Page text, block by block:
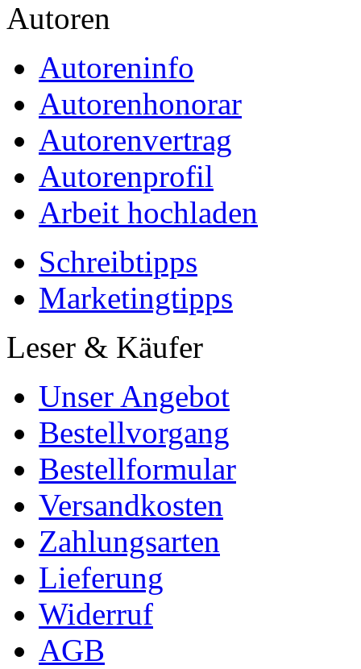
Autoren
Autoreninfo
Autorenhonorar
Autorenvertrag
Autorenprofil
Arbeit hochladen
Schreibtipps
Marketingtipps
Leser & Käufer
Unser Angebot
Bestellvorgang
Bestellformular
Versandkosten
Zahlungsarten
Lieferung
Widerruf
AGB